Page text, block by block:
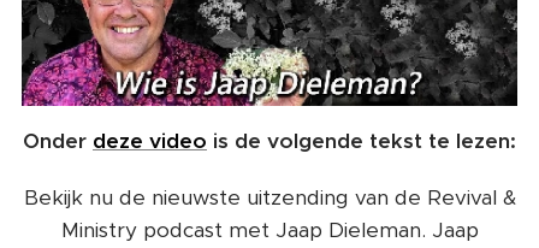
Onder deze video is de volgende tekst te lezen:
Bekijk nu de nieuwste uitzending van de Revival &
Ministry podcast met Jaap Dieleman. Jaap